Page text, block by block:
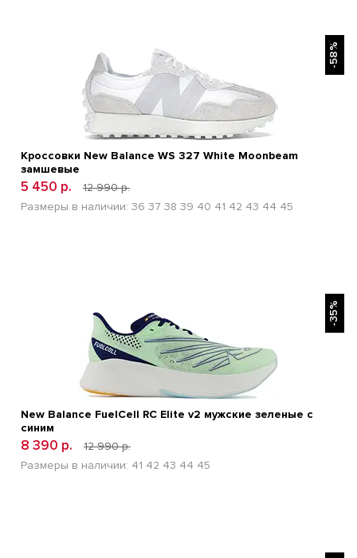
-58%
Кроссовки New Balance WS 327 White Moonbeam
замшевые
5 450 р.
12 990 р.
Размеры в наличии: 36 37 38 39 40 41 42 43 44 45
-35%
New Balance FuelCell RC Elite v2 мужские зеленые с
синим
8 390 р.
12 990 р.
Размеры в наличии: 41 42 43 44 45